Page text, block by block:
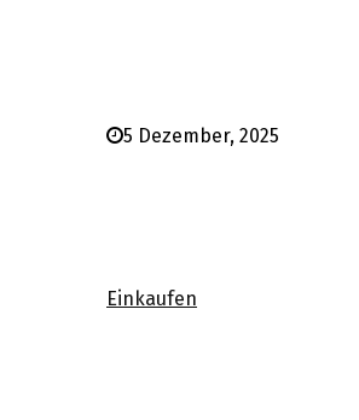
5 Dezember, 2025
Einkaufen